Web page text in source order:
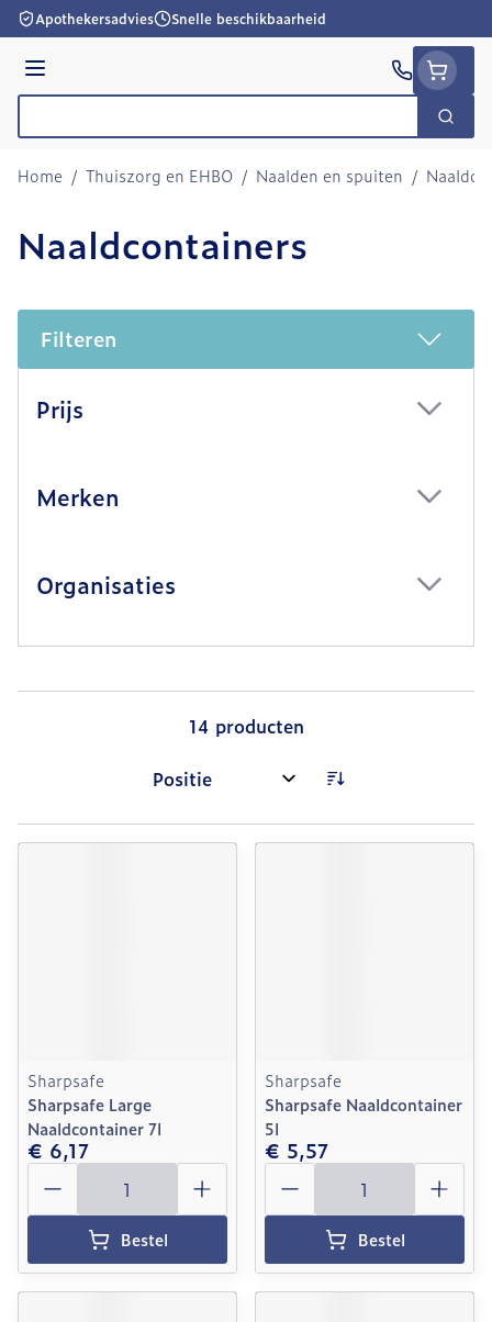
Ga naar de inhoud
Apothekersadvies Snelle beschikbaarheid
Menu
Zoek
Home / Thuiszorg en EHBO / Naalden en spuiten /
Naaldcontainers
Filteren
Prijs
Merken
Organisaties
14 producten
Sorteer op:
Sharpsafe
Sharpsafe Large
Naaldcontainer 7l
€ 6,17
Aantal
Bestel
Sharpsafe
Sharpsafe Naaldcontainer
5l
€ 5,57
Aantal
Bestel